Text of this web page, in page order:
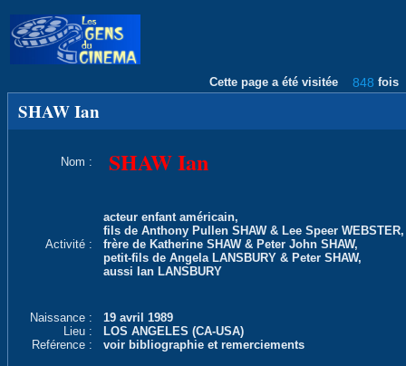
Cette page a été visitée 848 fois
SHAW Ian
Nom : SHAW Ian
Activité :
acteur enfant américain,
fils de Anthony Pullen SHAW & Lee Speer WEBSTER,
frère de Katherine SHAW & Peter John SHAW,
petit-fils de Angela LANSBURY & Peter SHAW,
aussi Ian LANSBURY
Naissance :
19 avril 1989
Lieu :
LOS ANGELES (CA-USA)
Reférence :
voir bibliographie et remerciements